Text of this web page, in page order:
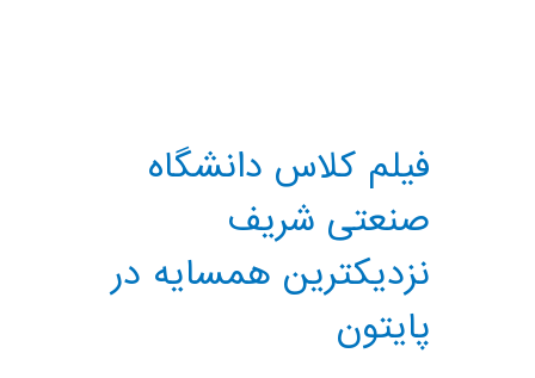
فیلم کلاس دانشگاه
صنعتی شریف
نزدیکترین همسایه در
پایتون